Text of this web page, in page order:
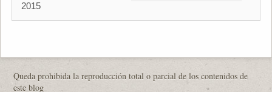
2015
Queda prohibida la reproducción total o parcial de los contenidos de
este blog